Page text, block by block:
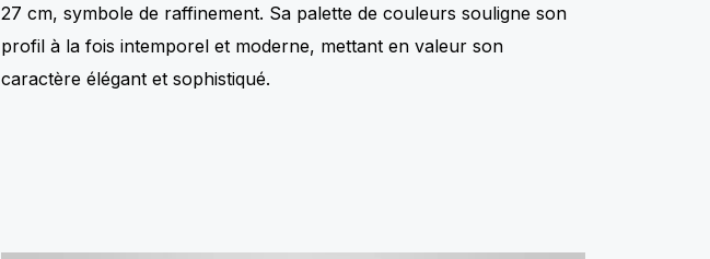
27 cm, symbole de raffinement. Sa palette de couleurs souligne son
profil à la fois intemporel et moderne, mettant en valeur son
caractère élégant et sophistiqué.